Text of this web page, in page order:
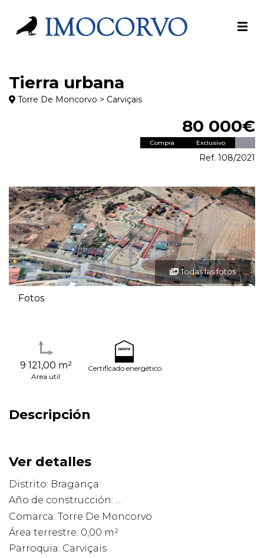
Tierra urbana
Torre De Moncorvo > Carviçais
80 000€
Compra Exclusivo
Ref. 108/2021
Todas las fotos
Fotos
9 121,00 m²
Area util
Certificado energético
Descripción
Ver detalles
Distrito: Bragança
Año de construcción: ...
Comarca: Torre De Moncorvo
Área terrestre: 0,00 m²
Parroquia: Carviçais